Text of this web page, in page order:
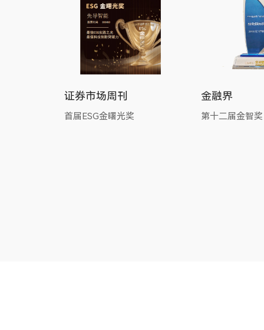
证券市场周刊
首届ESG金曙光奖
金融界
第十二届金智奖